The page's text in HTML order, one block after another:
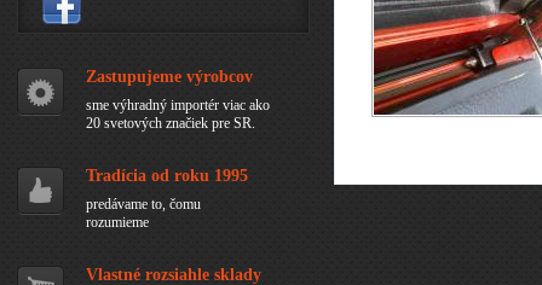
Zastupujeme výrobcov
sme výhradný importér viac ako
20 svetových značiek pre SR.
Tradícia od roku 1995
predávame to, čomu
rozumieme
Vlastné rozsiahle sklady